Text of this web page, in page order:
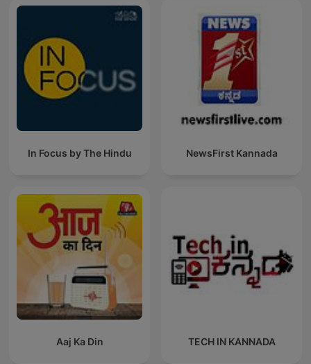
In Focus by The Hindu NewsFirst Kannada
Aaj Ka Din TECH IN KANNADA